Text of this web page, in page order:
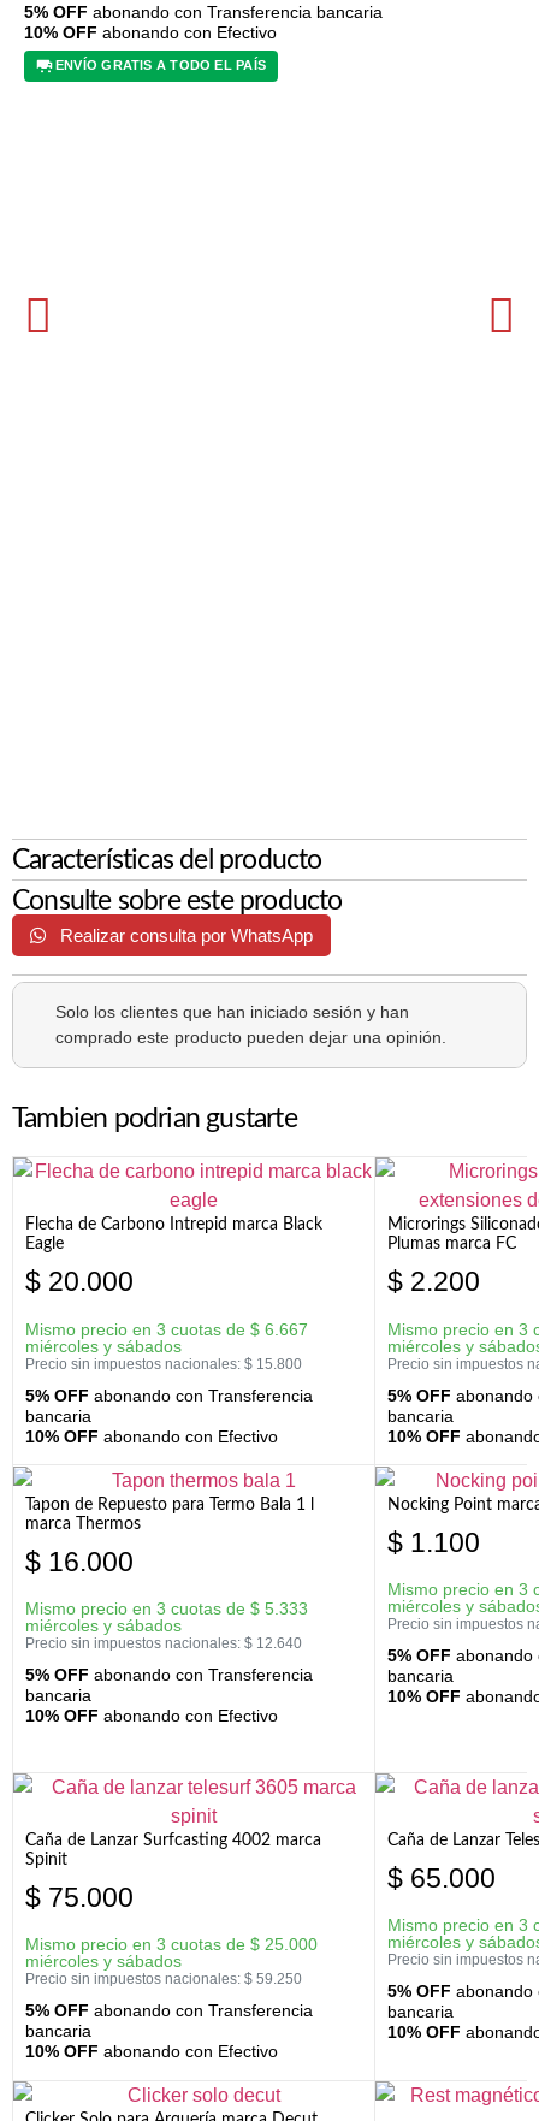
5% OFF abonando con Transferencia bancaria
10% OFF abonando con Efectivo
ENVÍO GRATIS A TODO EL PAÍS
Características del producto
Consulte sobre este producto
Realizar consulta por WhatsApp
Solo los clientes que han iniciado sesión y han
comprado este producto pueden dejar una opinión.
Tambien podrian gustarte
Flecha de Carbono Intrepid marca Black
Eagle
$ 20.000
Mismo precio en 3 cuotas de $ 6.667
miércoles y sábados
Precio sin impuestos nacionales: $ 15.800
5% OFF abonando con Transferencia
bancaria
10% OFF abonando con Efectivo
Microrings
Plumas marca FC
$ 2.200
Mismo precio en 3
miércoles y
Precio sin impuestos
5% OFF abonando
bancaria
10% OFF
Tapon de Repuesto para Termo Bala 1 l
marca Thermos
$ 16.000
Mismo precio en 3 cuotas de $ 5.333
miércoles y sábados
Precio sin impuestos nacionales: $ 12.640
5% OFF abonando con Transferencia
bancaria
10% OFF abonando con Efectivo
Nocking Point
$ 1.100
Mismo precio en 3
miércoles y
Precio sin impuestos
5% OFF abonando
bancaria
10% OFF
Caña de Lanzar Surfcasting 4002 marca
Spinit
$ 75.000
Mismo precio en 3 cuotas de $ 25.000
miércoles y sábados
Precio sin impuestos nacionales: $ 59.250
5% OFF abonando con Transferencia
bancaria
10% OFF abonando con Efectivo
Caña de Lanzar
$ 65.000
Mismo precio en 3
miércoles y
Precio sin impuestos
5% OFF abonando
bancaria
10% OFF